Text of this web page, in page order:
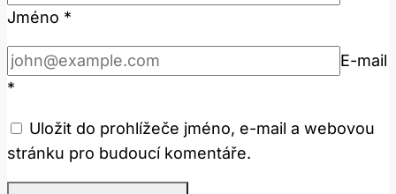
Jméno *
E-mail
*
Uložit do prohlížeče jméno, e-mail a webovou
stránku pro budoucí komentáře.